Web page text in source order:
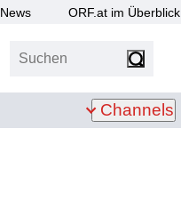
News ORF.at im Überblick
Suchen
Channels